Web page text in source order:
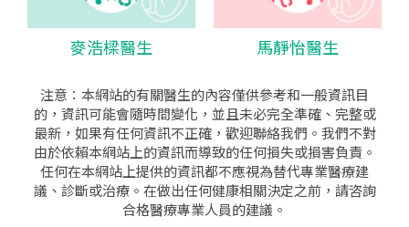
麥浩樑醫生 馬靜怡醫生
注意：本網站的有關醫生的內容僅供參考和一般資訊目
的，資訊可能會隨時間變化，並且未必完全準確、完整或
最新，如果有任何資訊不正確，歡迎聯絡我們。我們不對
由於依賴本網站上的資訊而導致的任何損失或損害負責。
任何在本網站上提供的資訊都不應視為替代專業醫療建
議、診斷或治療。在做出任何健康相關決定之前，請咨詢
合格醫療專業人員的建議。